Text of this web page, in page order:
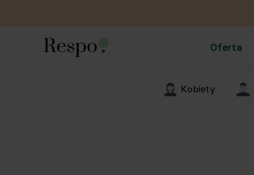
Oferta
Kobiety